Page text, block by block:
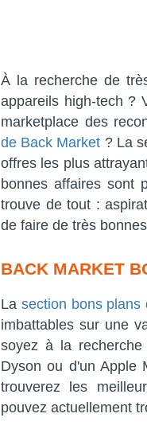
À la recherche de
appareils high-tech ?
marketplace des
de Back Market ? La
offres les plus
bonnes affaires sont
trouve de tout :
de faire de très
BACK MARKET
La section bons plans
imbattables sur une
soyez à la
Dyson ou d'un Apple
trouverez les
pouvez actuellement